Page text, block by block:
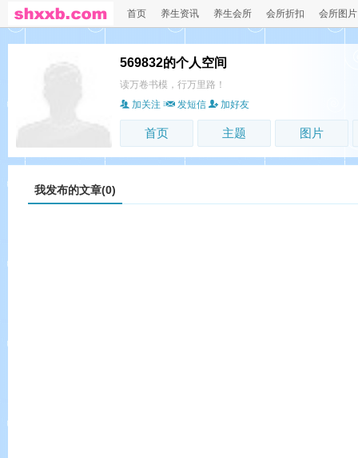
首页 养生资讯 养生会所 会所折扣 会所图片
569832的个人空间
读万卷书模，行万里路！
加关注
发短信 加好友
首页 主题 图片
我发布的文章(0)